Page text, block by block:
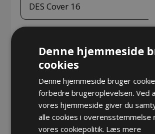
DES Cover 16
DES Cover 16
Varenr.:
Opret konto for at se priser
KØB
Denne hjemmeside
cookies
Denne hjemmeside bruger
forbedre brugeroplevelsen. Ved
vores hjemmeside giver du
alle cookies i overensstemmelse
vores cookiepolitik. Læs mere